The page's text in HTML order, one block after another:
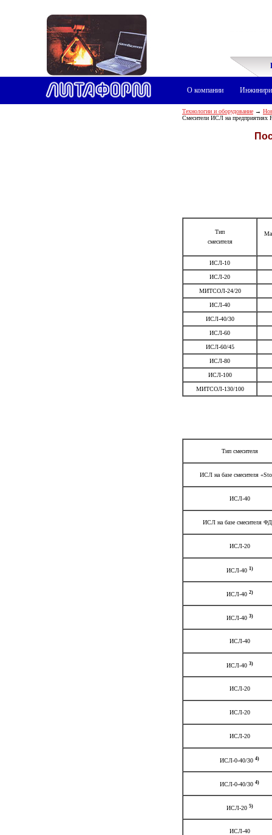
О компании
Технологии и оборудование →
Смесители ИСЛ на
Тип
смесителя
ИСЛ-10
ИСЛ-20
МИТСОЛ-24/20
ИСЛ-40
ИСЛ-40/30
ИСЛ-60
ИСЛ-60/45
ИСЛ-80
ИСЛ-100
МИТСОЛ-130/100
Тип смесителя
ИСЛ на базе смесителя «
ИСЛ-40
ИСЛ на базе смесителя
ИСЛ-20
ИСЛ-40 1)
ИСЛ-40 2)
ИСЛ-40 3)
ИСЛ-40
ИСЛ-40 3)
ИСЛ-20
ИСЛ-20
ИСЛ-20
ИСЛ-0-40/30 4)
ИСЛ-0-40/30 4)
ИСЛ-20 5)
ИСЛ-40